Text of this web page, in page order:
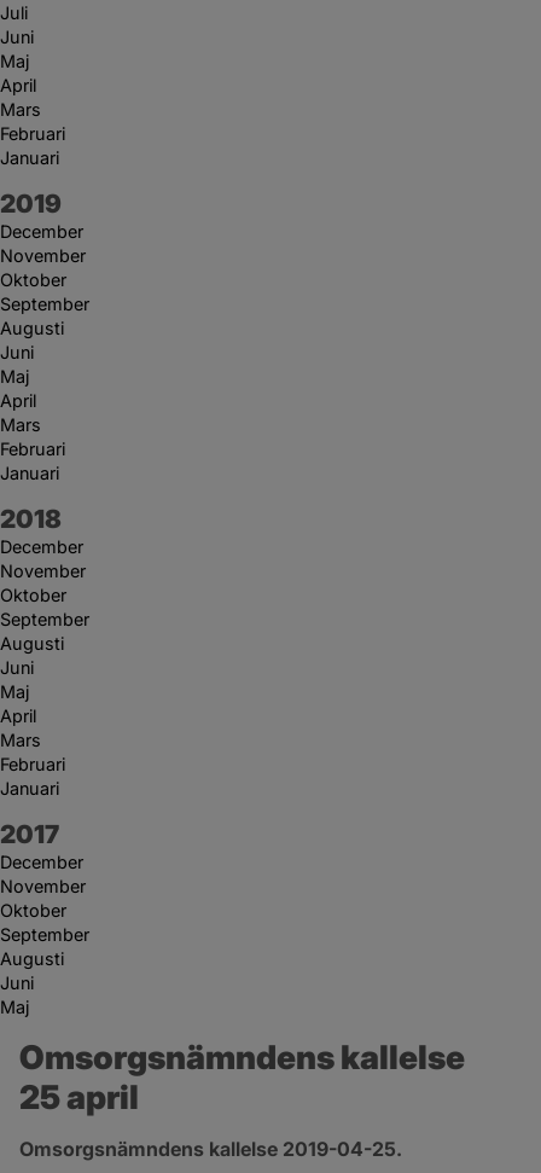
Juli
Juni
Maj
April
Mars
Februari
Januari
År:
2019
December
November
Oktober
September
Augusti
Juni
Maj
April
Mars
Februari
Januari
År:
2018
December
November
Oktober
September
Augusti
Juni
Maj
April
Mars
Februari
Januari
År:
2017
December
November
Oktober
September
Augusti
Juni
Maj
Omsorgsnämndens kallelse
25 april
Omsorgsnämndens kallelse 2019-04-25.